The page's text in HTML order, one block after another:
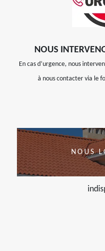
NOUS
En cas d’urgence, nous
à nous contacter via le
NOUS